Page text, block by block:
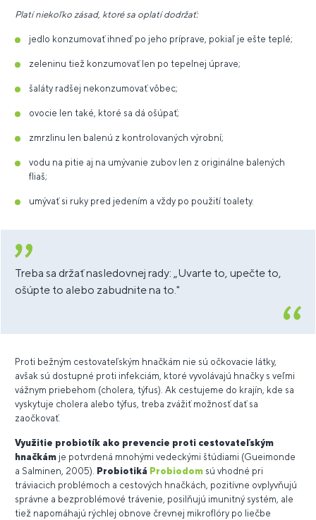
Platí niekoľko zásad, ktoré sa oplatí dodržať:
jedlo konzumovať ihneď po jeho príprave, pokiaľ je ešte teplé;
zeleninu tiež konzumovať len po tepelnej úprave;
šaláty radšej nekonzumovať vôbec;
ovocie len také, ktoré sa dá ošúpať;
zmrzlinu len balenú z kontrolovaných výrobní;
vodu na pitie aj na umývanie zubov len z originálne balených
fliaš;
umývať si ruky pred jedením a vždy po použití toalety.
Treba sa držať nasledovnej rady: „Uvarte to, upečte to,
ošúpte to alebo zabudnite na to."
Proti bežným cestovateľským hnačkám nie sú očkovacie látky,
avšak sú dostupné proti infekciám, ktoré vyvolávajú hnačky s veľmi
vážnym priebehom (cholera, týfus). Ak cestujeme do krajín, kde sa
vyskytuje cholera alebo týfus, treba zvážiť možnosť dať sa
zaočkovať.
Využitie probiotík ako prevencie proti cestovateľským
hnačkám je potvrdená mnohými vedeckými štúdiami (Gueimonde
a Salminen, 2005). Probiotiká Probiodom sú vhodné pri
tráviacich problémoch a cestových hnačkách, pozitívne ovplyvňujú
správne a bezproblémové trávenie, posilňujú imunitný systém, ale
tiež napomáhajú rýchlej obnove črevnej mikroflóry po liečbe